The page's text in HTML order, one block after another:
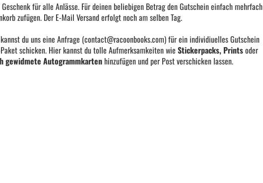
Geschenk für alle Anlässe. Für deinen beliebigen Betrag den Gutschein einfach mehrfach
zufügen. Der E-Mail Versand erfolgt noch am selben Tag.
du uns eine Anfrage (contact@racoonbooks.com) für ein individiuelles Gutschein
schicken. Hier kannst du tolle Aufmerksamkeiten wie Stickerpacks, Printsoder
gewidmete Autogrammkarten hinzufügen und per Post verschicken lassen.